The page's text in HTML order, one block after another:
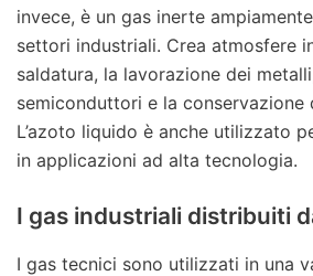
invece, è un gas inerte
settori industriali. Crea atmosfere
saldatura, la lavorazione dei
semiconduttori e la conservazione
L’azoto liquido è anche utilizzato
in applicazioni ad alta tecnologia.
I gas industriali distribuiti
I gas tecnici sono utilizzati in una